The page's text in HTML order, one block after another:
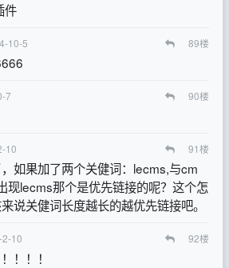
件
10-5 89楼
7 90楼
10 91楼
如果加了两个关健词：lecms,与cm
现lecms那个是优先链接的呢？这个怎
说关健词长度越长的越优先链接吧。
10 92楼
！！！